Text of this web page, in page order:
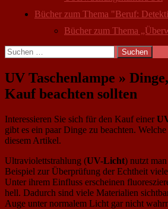
Bücher zum Thema "Beruf:
Bücher zum Thema
Suchen
nach:
UV Taschenlampe »
Kauf beachten sollten
Interessieren Sie sich für den Kauf einer
gibt es ein paar Dinge zu beachten.
diesem Artikel.
Ultraviolettstrahlung (UV-Licht) nutzt
Beispiel zur Überprüfung der Echtheit
Unter ihrem Einfluss erscheinen
hell. Dadurch sind viele Materialien
Auge unter normalem Licht gar nicht